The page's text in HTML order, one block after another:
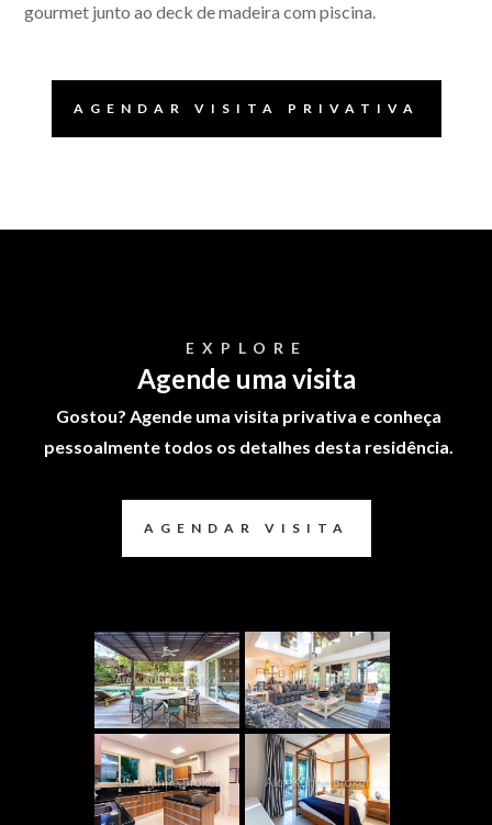
gourmet junto ao deck de madeira com piscina.
AGENDAR VISITA PRIVATIVA
EXPLORE
Agende uma visita
Gostou? Agende uma visita privativa e conheça
pessoalmente todos os detalhes desta residência.
AGENDAR VISITA